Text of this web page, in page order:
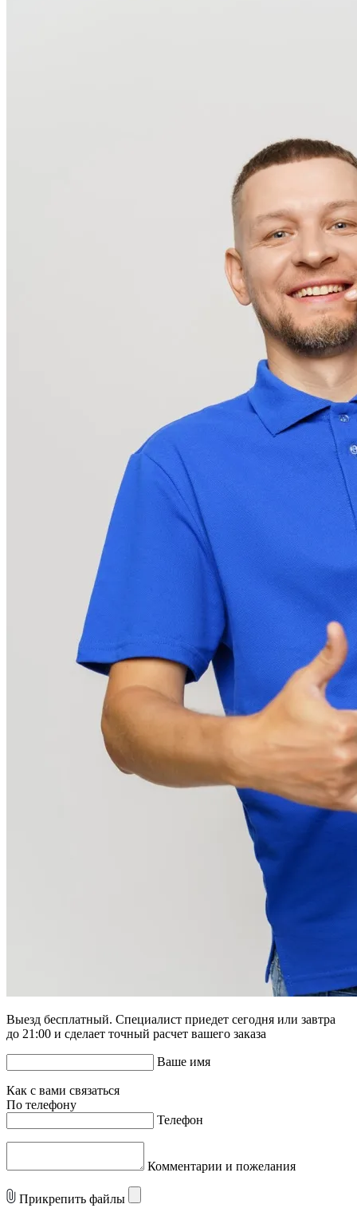
Выезд бесплатный. Специалист приедет сегодня или завтра
до 21:00 и сделает точный расчет вашего заказа
Ваше имя
Как с вами связаться
По телефону
Телефон
Комментарии и пожелания
Прикрепить файлы